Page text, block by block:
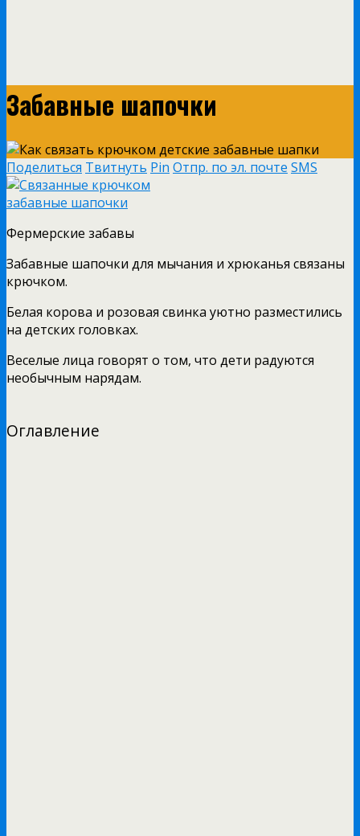
Забавные шапочки
Поделиться Твитнуть Pin Отпр. по эл. почте SMS
Фермерские забавы
Забавные шапочки для мычания и хрюканья связаны
крючком.
Белая корова и розовая свинка уютно разместились
на детских головках.
Веселые лица говорят о том, что дети радуются
необычным нарядам.
Оглавление